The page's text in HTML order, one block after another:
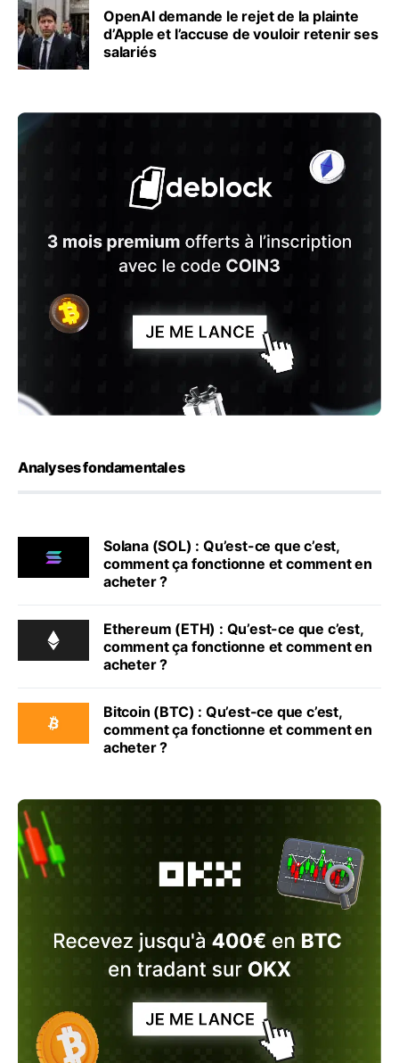
OpenAI demande le rejet de la plainte
d’Apple et l’accuse de vouloir retenir ses
salariés
Analyses fondamentales
Solana (SOL) : Qu’est-ce que c’est,
comment ça fonctionne et comment en
acheter ?
Ethereum (ETH) : Qu’est-ce que c’est,
comment ça fonctionne et comment en
acheter ?
Bitcoin (BTC) : Qu’est-ce que c’est,
comment ça fonctionne et comment en
acheter ?